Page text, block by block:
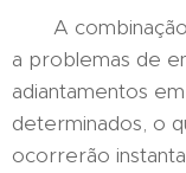
A combinação
a problemas de
adiantamentos
determinados, o
ocorrerão